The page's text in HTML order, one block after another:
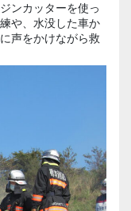
ンカッターを使っ
や、水没した車か
声をかけながら救